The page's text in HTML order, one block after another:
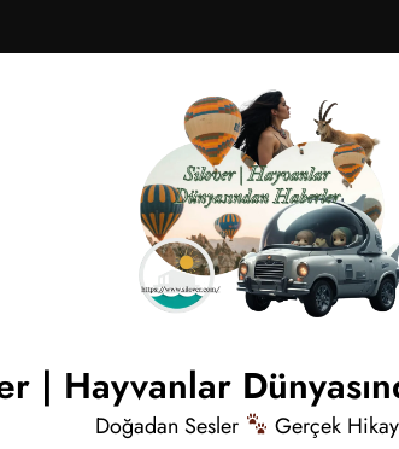
| Hayvanlar
Doğadan Sesler Gerçek